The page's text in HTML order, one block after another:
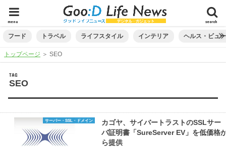
search
menu
フード トラベル ライフスタイル インテリア ヘルス・ビュ
トップページ ＞SEO
TAG
SEO
サーバー・SSL・ドメイン
カゴヤ、サイバートラストのSSLサー
バ証明書「SureServer EV」を低価格
ら提供